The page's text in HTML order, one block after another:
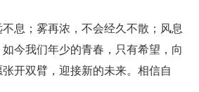
息；雾再浓，不会经久不散；风息
今我们年少的青春，只有希望，向
开双臂，迎接新的未来。相信自